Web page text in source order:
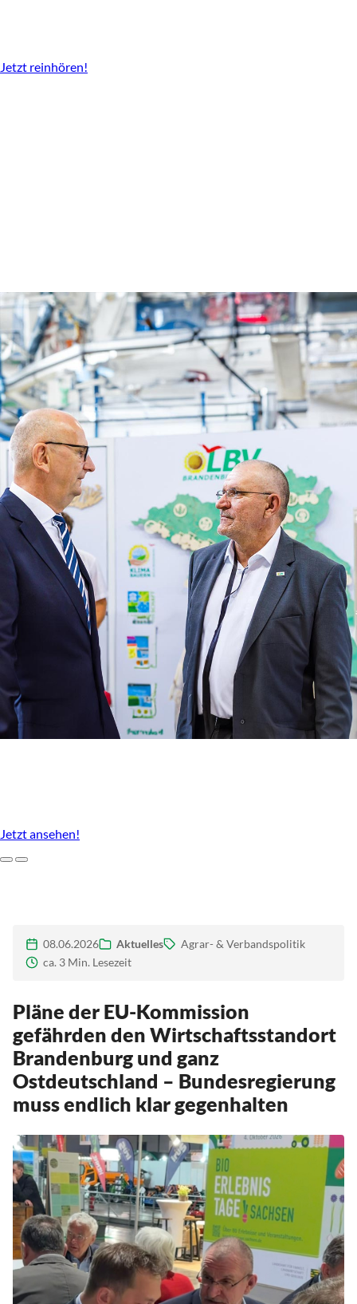
Jetzt reinhören!
Jetzt ansehen!
ZurückWeiter
08.06.2026 Aktuelles
Agrar- & Verbandspolitik
ca. 3 Min. Lesezeit
Pläne der EU-Kommission
gefährden den Wirtschaftsstandort
Brandenburg und ganz
Ostdeutschland – Bundesregierung
muss endlich klar gegenhalten